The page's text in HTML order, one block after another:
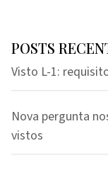
POSTS
Visto L-1:
Nova pergunta
vistos